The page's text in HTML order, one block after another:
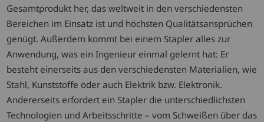
Gesamtprodukt her, das weltweit in den verschiedensten
Bereichen im Einsatz ist und höchsten Qualitätsansprüchen
genügt. Außerdem kommt bei einem Stapler alles zur
Anwendung, was ein Ingenieur einmal gelernt hat: Er
besteht einerseits aus den verschiedensten Materialien, wie
Stahl, Kunststoffe oder auch Elektrik bzw. Elektronik.
Andererseits erfordert ein Stapler die unterschiedlichsten
Technologien und Arbeitsschritte – vom Schweißen über das